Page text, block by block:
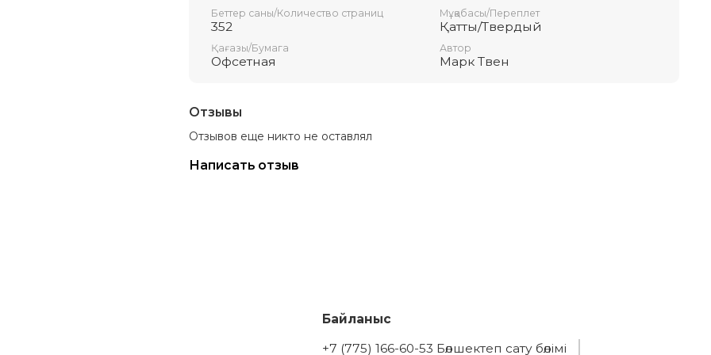
Беттер саны/Количество страниц
352
Мұқабасы/Переплет
Қатты/Твердый
Қағазы/Бумага
Офсетная
Автор
Марк Твен
Отзывы
Отзывов еще никто не оставлял
Написать отзыв
Байланыс
+7 (775) 166-60-53 Бөлшектеп сату бөлімі